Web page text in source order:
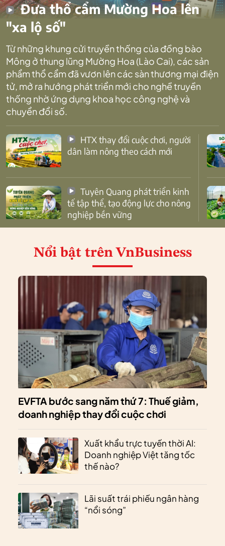
Đưa thổ cẩm Mường Hoa lên
"xa lộ số"
Từ những khung cửi truyền thống của đồng bào
Mông ở thung lũng Mường Hoa (Lào Cai), các sản
phẩm thổ cẩm đã vươn lên các sàn thương mại điện
tử, mở ra hướng phát triển mới cho nghề truyền
thống nhờ ứng dụng khoa học công nghệ và
chuyển đổi số.
dân làm nông theo cách mới
tế tập thể, tạo động lực cho nông
nghiệp bền vững
Nổi bật trên VnBusiness
EVFTA bước sang năm thứ 7: Thuế giảm,
doanh nghiệp thay đổi cuộc chơi
Xuất khẩu trực tuyến thời AI:
Doanh nghiệp Việt tăng tốc
thế nào?
Lãi suất trái phiếu ngân hàng
“nổi sóng”